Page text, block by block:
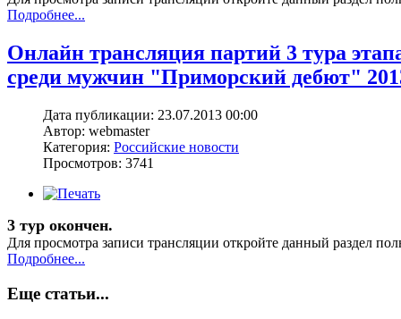
Подробнее...
Онлайн трансляция партий 3 тура
среди мужчин "Приморский дебют"
Дата публикации: 23.07.2013 00:00
Автор: webmaster
Категория: Российские новости
Просмотров: 3741
3 тур окончен.
Для просмотра записи трансляции откройте данный раздел
Подробнее...
Еще статьи...